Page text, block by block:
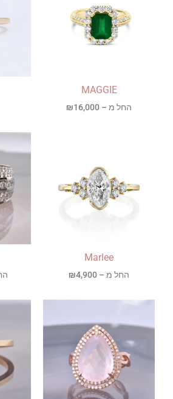
MAGGIE
החל מ – ₪16,000
Marlee
החל מ – ₪4,900